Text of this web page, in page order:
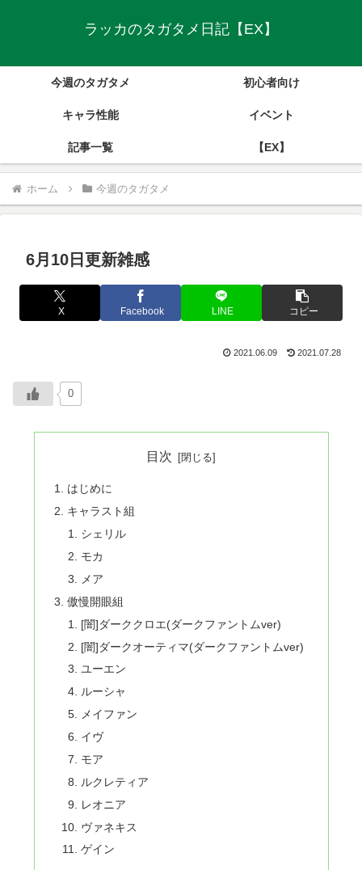
ラッカのタガタメ日記【EX】
今週のタガタメ 初心者向け
キャラ性能 イベント
記事一覧 【EX】
ホーム 今週のタガタメ
6月10日更新雑感
X Facebook LINE コピー
2021.06.09 2021.07.28
0
目次
はじめに
キャラスト組
シェリル
モカ
メア
傲慢開眼組
[闇]ダーククロエ(ダークファントムver)
[闇]ダークオーティマ(ダークファントムver)
ユーエン
ルーシャ
メイファン
イヴ
モア
ルクレティア
レオニア
ヴァネキス
ゲイン